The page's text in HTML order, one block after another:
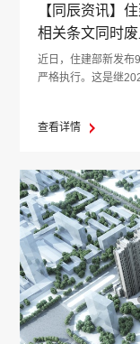
【同辰资讯】
相关条文同时废
近日，住建部新发布
严格执行。这是继
查看详情